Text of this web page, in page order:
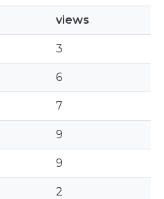
views
3
6
7
9
9
2